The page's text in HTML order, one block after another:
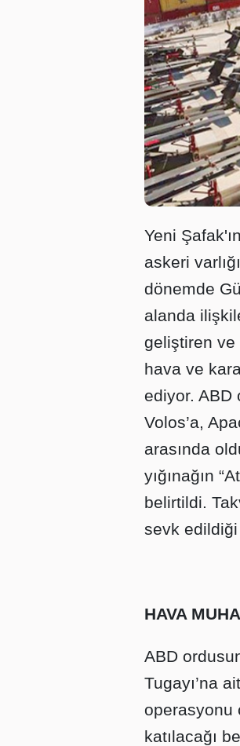
Yeni
askeri
dönemde
alanda
geliştiren ve
hava ve
ediyor. ABD
Volos’a,
arasında
yığınağın
belirtildi.
sevk
HAVA
ABD
Tugayı’na
operasyonu
katılacağı